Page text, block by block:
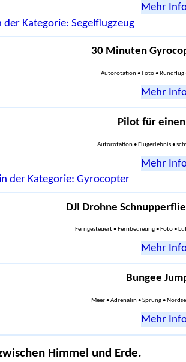
Mehr
der Kategorie: Segelflugzeug
30 Minuten
Autorotation • Foto • Rundflug
Mehr
Pilot für einen
Autorotation • Flugerlebnis •
Mehr
der Kategorie: Gyrocopter
DJI Drohne
Ferngesteuert • Fernbedieung • Foto •
Mehr
Bungee
Meer • Adrenalin • Sprung •
Mehr
Himmel und Erde.